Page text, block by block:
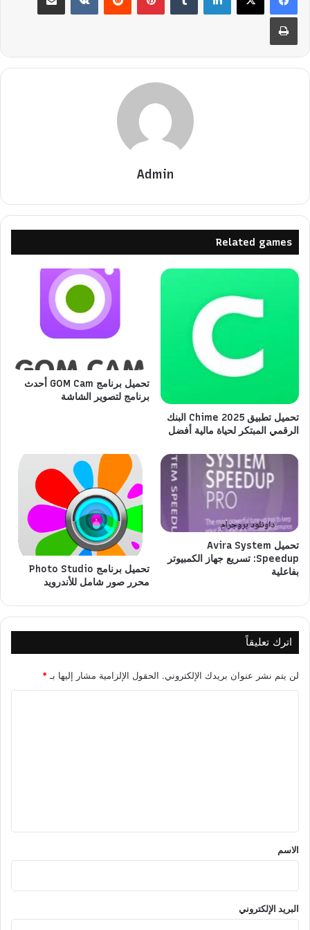
طباعة
Admin
Related games
تحميل تطبيق Chime 2025 البنك
الرقمي المبتكر لحياة مالية أفضل
تحميل برنامج GOM Cam أحدث
برنامج لتصوير الشاشة
تحميل Avira System
Speedup: تسريع جهاز الكمبيوتر
بفاعلية
تحميل برنامج Photo Studio
محرر صور شامل للأندرويد
اترك تعليقاً
لن يتم نشر عنوان بريدك الإلكتروني. الحقول الإلزامية مشار إليها بـ *
*
الاسم
البريد الإلكتروني